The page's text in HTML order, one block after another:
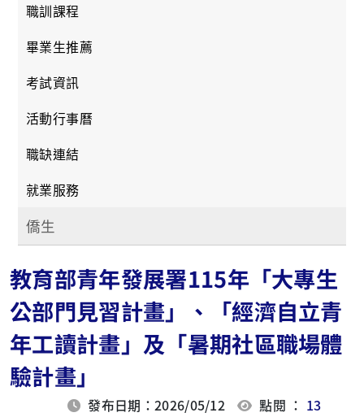
職訓課程
畢業生推薦
考試資訊
活動行事曆
職缺連結
就業服務
僑生
教育部青年發展署115年「大專生
公部門見習計畫」、「經濟自立青
年工讀計畫」及「暑期社區職場體
驗計畫」
發布日期：2026/05/12 點閱 ： 13